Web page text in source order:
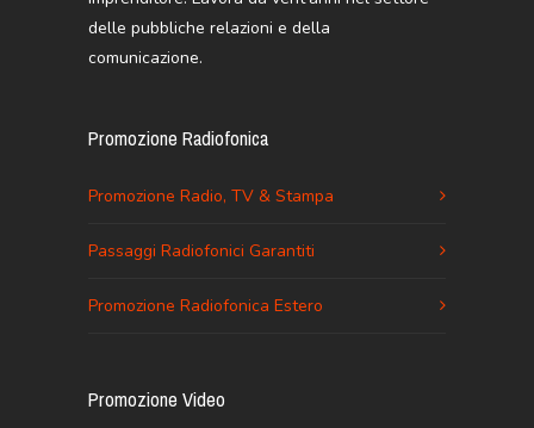
delle pubbliche relazioni e della
comunicazione.
Promozione Radiofonica
Promozione Radio, TV & Stampa
Passaggi Radiofonici Garantiti
Promozione Radiofonica Estero
Promozione Video